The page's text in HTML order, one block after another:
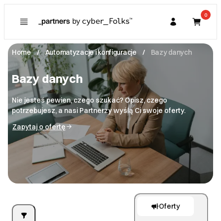
Kupujący
Partner
0
Home Automatyzacje i konfiguracje Bazy danych
Bazy danych
Nie jesteś pewien, czego szukać? Opisz, czego
potrzebujesz, a nasi Partnerzy wyślą Ci swoje oferty.
Zapytaj o ofertę
Strony i sklepy internetowe
Strony www
E-sklepy
Marketing
Copywriting
Social media
SEO
Multimedia
Fotografia
Wideo
Grafika i projektowanie
Grafika
Programowanie
Oferty